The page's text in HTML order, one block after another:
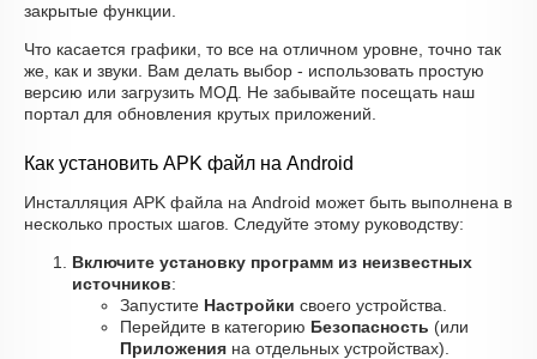
закрытые функции.
Что касается графики, то все на отличном уровне, точно так
же, как и звуки. Вам делать выбор - использовать простую
версию или загрузить МОД. Не забывайте посещать наш
портал для обновления крутых приложений.
Как установить APK файл на Android
Инсталляция APK файла на Android может быть выполнена в
несколько простых шагов. Следуйте этому руководству:
Включите установку программ из неизвестных
источников:
Запустите Настройки своего устройства.
Перейдите в категорию Безопасность (или
Приложения на отдельных устройствах).